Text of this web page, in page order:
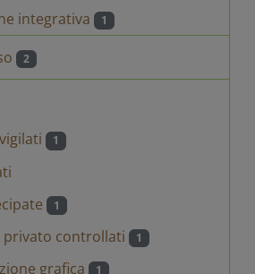
integrativa 1
2
1
1
controllati 1
grafica 1